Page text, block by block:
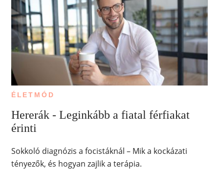
ÉLETMÓD
Hererák - Leginkább a fiatal férfiakat
érinti
Sokkoló diagnózis a focistáknál – Mik a kockázati
tényezők, és hogyan zajlik a terápia.